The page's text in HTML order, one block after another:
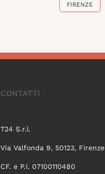
FIRENZE
CONTATTI
T24 S.r.l.
Via Valfonda 9, 50123, Firenze
CF. e P.I. 07100110480